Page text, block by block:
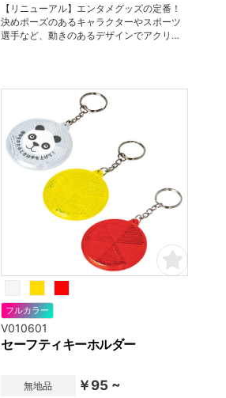
【リニューアル】エンタメグッズの定番！
決めポーズのあるキャラクターやスポーツ
選手など、動きのあるデザインでアクリル
フルカラー
V010601
セーフティキーホルダー
無地品 ￥95 ~